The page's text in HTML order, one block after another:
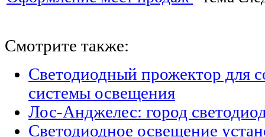
Смотрите также:
Светодиодный прожектор для
системы освещения
Лос-Анджелес: город
Светодиодное освещение